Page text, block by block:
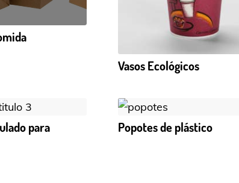
Vasos Ecológicos
para
Popotes de plástico